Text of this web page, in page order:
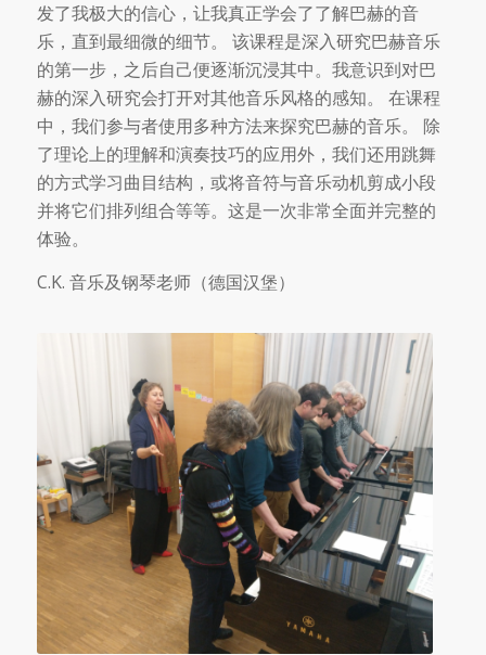
发了我极大的信心，让我真正学会了了解巴赫的音
乐，直到最细微的细节。 该课程是深入研究巴赫音乐
的第一步，之后自己便逐渐沉浸其中。我意识到对巴
赫的深入研究会打开对其他音乐风格的感知。 在课程
中，我们参与者使用多种方法来探究巴赫的音乐。 除
了理论上的理解和演奏技巧的应用外，我们还用跳舞
的方式学习曲目结构，或将音符与音乐动机剪成小段
并将它们排列组合等等。这是一次非常全面并完整的
体验。
C.K. 音乐及钢琴老师（德国汉堡）